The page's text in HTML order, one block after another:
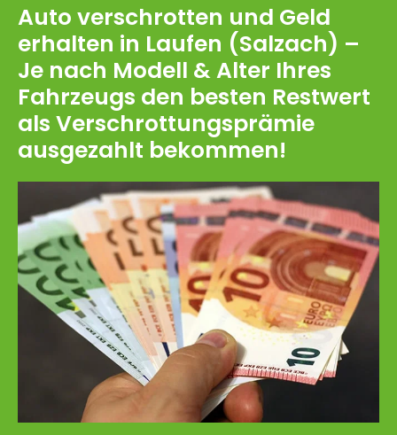
Auto verschrotten und Geld
erhalten in Laufen (Salzach) –
Je nach Modell & Alter Ihres
Fahrzeugs den besten Restwert
als Verschrottungsprämie
ausgezahlt bekommen!